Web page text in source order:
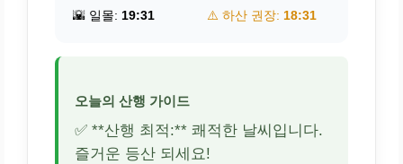
🌇 일몰: 19:31 ⚠️ 하산 권장: 18:31
오늘의 산행 가이드
✅ **산행 최적:** 쾌적한 날씨입니다.
즐거운 등산 되세요!